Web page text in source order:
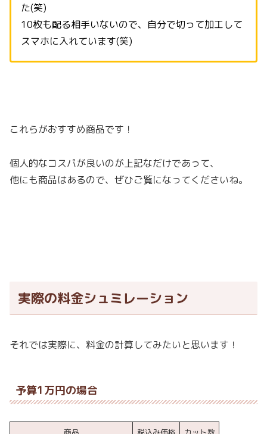
た(笑)
10枚も配る相手いないので、自分で切って加工して
スマホに入れています(笑)
これらがおすすめ商品です！
個人的なコスパが良いのが上記なだけであって、
他にも商品はあるので、ぜひご覧になってくださいね。
実際の料金シュミレーション
それでは実際に、料金の計算してみたいと思います！
予算1万円の場合